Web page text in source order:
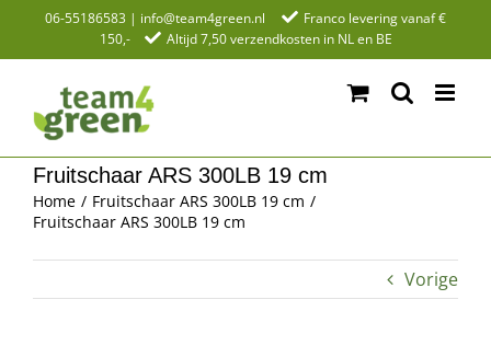
06-55186583 | info@team4green.nl
Franco levering vanaf €
150,-
Altijd 7,50 verzendkosten in NL en BE
Fruitschaar ARS 300LB 19 cm
Home
Fruitschaar ARS 300LB 19 cm
Fruitschaar ARS 300LB 19 cm
Vorige